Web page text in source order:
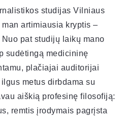
studijas Vilniaus
artimiausia kryptis –
pat studijų laikų mano
sudėtingą medicininę
plačiajai auditorijai
metus dirbdama su
aiškią profesinę filosofiją:
remtis įrodymais pagrįsta